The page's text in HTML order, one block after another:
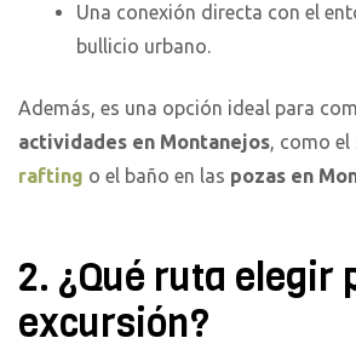
Una conexión directa con el
bullicio urbano.
Además, es una opción ideal para
actividades en Montanejos, como el
rafting o el baño en las pozas en
2. ¿Qué ruta elegir
excursión?